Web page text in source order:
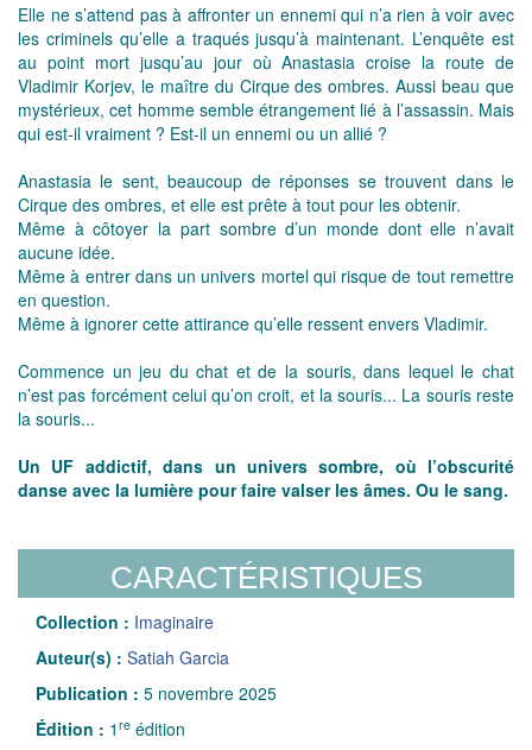
Elle ne s’attend pas à affronter un ennemi qui n’a rien à voir avec
les criminels qu’elle a traqués jusqu’à maintenant. L’enquête est
au point mort jusqu’au jour où Anastasia croise la route de
Vladimir Korjev, le maître du Cirque des ombres. Aussi beau que
mystérieux, cet homme semble étrangement lié à l’assassin. Mais
qui est-il vraiment ? Est-il un ennemi ou un allié ?
Anastasia le sent, beaucoup de réponses se trouvent dans le
Cirque des ombres, et elle est prête à tout pour les obtenir.
Même à côtoyer la part sombre d’un monde dont elle n’avait
aucune idée.
Même à entrer dans un univers mortel qui risque de tout remettre
en question.
Même à ignorer cette attirance qu’elle ressent envers Vladimir.
Commence un jeu du chat et de la souris, dans lequel le chat
n’est pas forcément celui qu’on croit, et la souris... La souris reste
la souris...
Un UF addictif, dans un univers sombre, où l’obscurité
danse avec la lumière pour faire valser les âmes. Ou le sang.
CARACTÉRISTIQUES
Collection : Imaginaire
Auteur(s) : Satiah Garcia
Publication : 5 novembre 2025
Édition : 1 re édition